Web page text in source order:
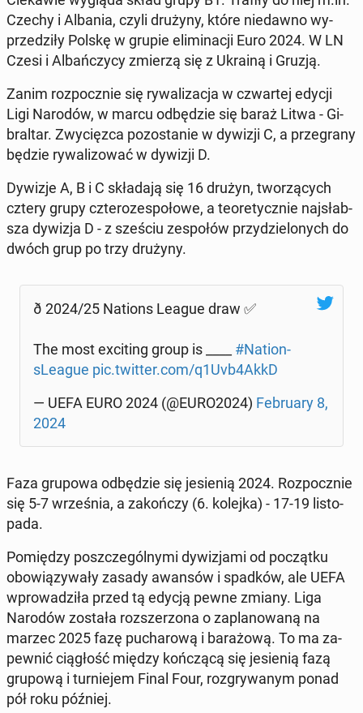
Czechy i Albania, czyli drużyny, które nie­daw­no wy­
prze­dzi­ły Polskę w grupie eli­mi­na­cji Euro 2024. W LN
Czesi i Al­bań­czy­cy zmierzą się z Ukrainą i Gruzją.
Zanim roz­pocz­nie się ry­wa­li­za­cja w czwar­tej edycji
Ligi Narodów, w marcu od­bę­dzie się baraż Litwa - Gi­
bral­tar. Zwy­cięz­ca po­zo­sta­nie w dywizji C, a prze­gra­ny
będzie ry­wa­li­zo­wać w dywizji D.
Dywizje A, B i C skła­da­ją się 16 drużyn, two­rzą­cych
cztery grupy czte­ro­ze­spo­ło­we, a teo­re­tycz­nie naj­słab­
sza dywizja D - z sześciu ze­spo­łów przy­dzie­lo­nych do
dwóch grup po trzy drużyny.
ð 2024/25 Nations League draw ✅
The most exci­ting group is ____ #Na­tion­
sLe­ague pic.twitter.com/q1Uvb4AkkD
— UEFA EURO 2024 (@EURO2024) Fe­bru­ary 8,
2024
Faza grupowa od­bę­dzie się je­sie­nią 2024. Roz­pocz­nie
się 5-7 wrze­śnia, a za­koń­czy (6. kolejka) - 17-19 li­sto­
pa­da.
Po­mię­dzy po­szcze­gól­ny­mi dy­wi­zja­mi od po­cząt­ku
obo­wią­zy­wa­ły zasady awansów i spadków, ale UEFA
wpro­wa­dzi­ła przed tą edycją pewne zmiany. Liga
Narodów została roz­sze­rzo­na o za­pla­no­wa­ną na
marzec 2025 fazę pu­cha­ro­wą i ba­ra­żo­wą. To ma za­
pew­nić cią­głość między koń­czą­cą się je­sie­nią fazą
grupową i tur­nie­jem Final Four, roz­gry­wa­nym ponad
pół roku później.